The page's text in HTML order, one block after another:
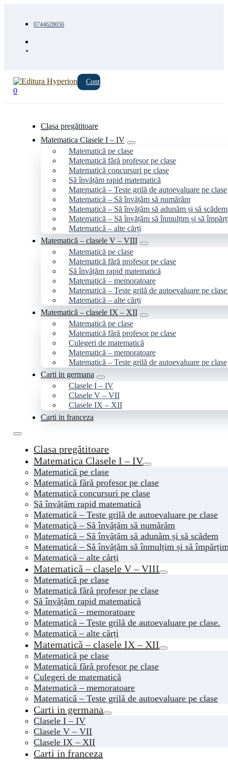
0744628656
Cont
0
Clasa pregătitoare
Matematica Clasele I – IV
Matematică pe clase
Matematică fără profesor pe clase
Matematică concursuri pe clase
Să învățăm rapid matematică
Matematică – Teste grilă de autoevaluare pe clase
Matematică – Să învățăm să numărăm
Matematică – Să învățăm să adunăm și să scădem
Matematică – Să învățăm să înmulțim și să
Matematică – alte cărți
Matematică – clasele V – VIII
Matematică pe clase
Matematică fără profesor pe clase
Să învățăm rapid matematică
Matematică – memoratoare
Matematică – Teste grilă de autoevaluare pe
Matematică – alte cărți
Matematică – clasele IX – XII
Matematică pe clase
Matematică fără profesor pe clase
Culegeri de matematică
Matematică – memoratoare
Matematică – Teste grilă de autoevaluare pe clase
Carti in germana
Clasele I – IV
Clasele V – VII
Clasele IX – XII
Carti in franceza
Clasa pregătitoare
Matematica Clasele I – IV
Matematică pe clase
Matematică fără profesor pe clase
Matematică concursuri pe clase
Să învățăm rapid matematică
Matematică – Teste grilă de autoevaluare pe clase
Matematică – Să învățăm să numărăm
Matematică – Să învățăm să adunăm și să scădem
Matematică – Să învățăm să înmulțim și să
Matematică – alte cărți
Matematică – clasele V – VIII
Matematică pe clase
Matematică fără profesor pe clase
Să învățăm rapid matematică
Matematică – memoratoare
Matematică – Teste grilă de autoevaluare pe clase.
Matematică – alte cărți
Matematică – clasele IX – XII
Matematică pe clase
Matematică fără profesor pe clase
Culegeri de matematică
Matematică – memoratoare
Matematică – Teste grilă de autoevaluare pe clase
Carti in germana
Clasele I – IV
Clasele V – VII
Clasele IX – XII
Carti in franceza